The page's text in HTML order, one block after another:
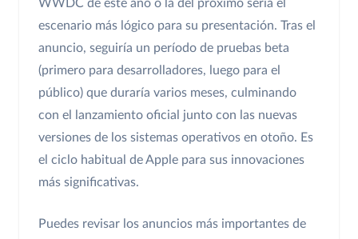
WWDC de este año o la del próximo sería el
escenario más lógico para su presentación. Tras el
anuncio, seguiría un período de pruebas beta
(primero para desarrolladores, luego para el
público) que duraría varios meses, culminando
con el lanzamiento oficial junto con las nuevas
versiones de los sistemas operativos en otoño. Es
el ciclo habitual de Apple para sus innovaciones
más significativas.
Puedes revisar los anuncios más importantes de